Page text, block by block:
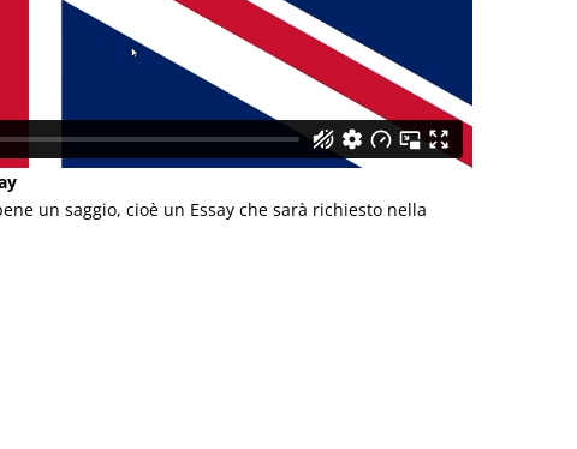
un saggio, cioè un Essay che sarà richiesto nella